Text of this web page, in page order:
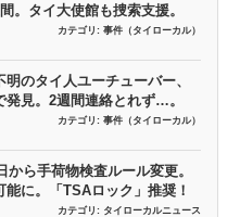
。タイ大使館も捜索支援。
カテゴリ: 事件（タイローカル）
のタイ人ユーチューバー、
発見。2週間連絡とれず…。
カテゴリ: 事件（タイローカル）
から手荷物検査ルール変更。
に。「TSAロック」推奨！
カテゴリ: タイローカルニュース